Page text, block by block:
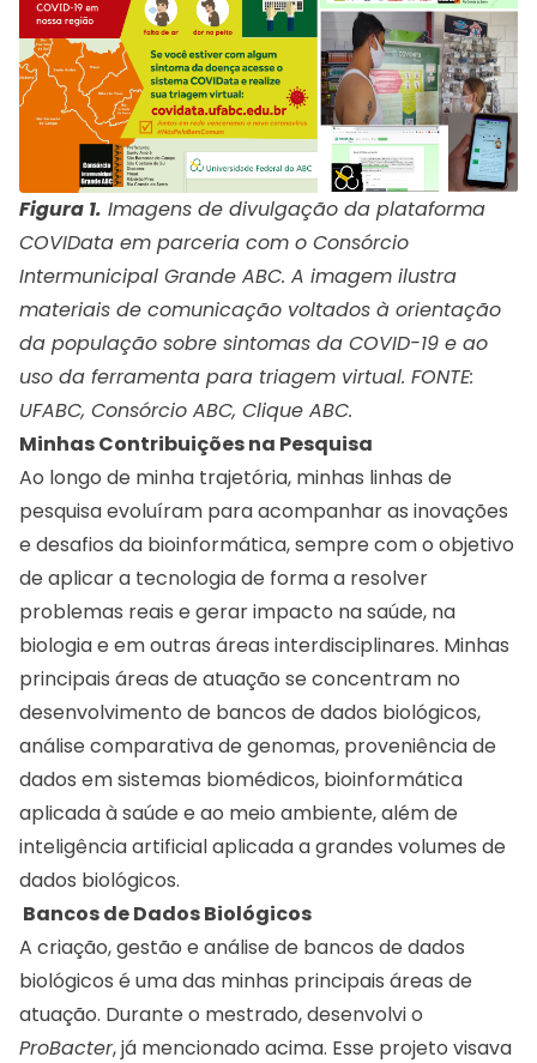
Figura 1. Imagens de divulgação da plataforma
COVIData em parceria com o Consórcio
Intermunicipal Grande ABC. A imagem ilustra
materiais de comunicação voltados à orientação
da população sobre sintomas da COVID-19 e ao
uso da ferramenta para triagem virtual. FONTE:
UFABC, Consórcio ABC, Clique ABC.
Minhas Contribuições na Pesquisa
Ao longo de minha trajetória, minhas linhas de
pesquisa evoluíram para acompanhar as inovações
e desafios da bioinformática, sempre com o objetivo
de aplicar a tecnologia de forma a resolver
problemas reais e gerar impacto na saúde, na
biologia e em outras áreas interdisciplinares. Minhas
principais áreas de atuação se concentram no
desenvolvimento de bancos de dados biológicos,
análise comparativa de genomas, proveniência de
dados em sistemas biomédicos, bioinformática
aplicada à saúde e ao meio ambiente, além de
inteligência artificial aplicada a grandes volumes de
dados biológicos.
Bancos de Dados Biológicos
A criação, gestão e análise de bancos de dados
biológicos é uma das minhas principais áreas de
atuação. Durante o mestrado, desenvolvi o
ProBacter, já mencionado acima. Esse projeto visava